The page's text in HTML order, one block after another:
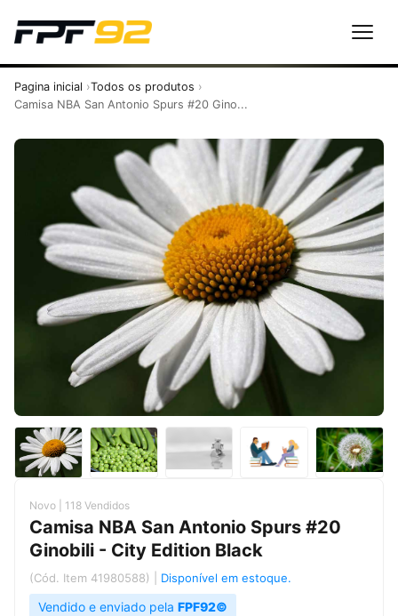
Pagina inicial
Todos os produtos
Camisa NBA San Antonio Spurs #20 Gino...
Novo | 118 Vendidos
Camisa NBA San Antonio Spurs #20
Ginobili - City Edition Black
(Cód. Item 41980588) Disponível em estoque.
Vendido e enviado pela FPF92©